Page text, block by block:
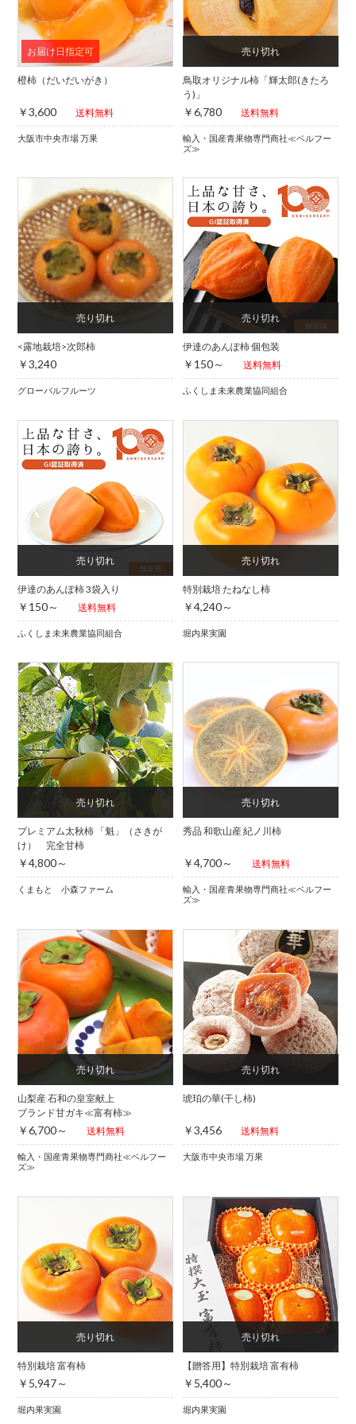
橙柿（だいだいがき）
￥3,600 送料無料
大阪市中央市場 万果
鳥取オリジナル柿「輝太郎(きたろ
う)」
￥6,780 送料無料
輸入・国産青果物専門商社≪ベルフー
ズ≫
<露地栽培>次郎柿
￥3,240
グローバルフルーツ
伊達のあんぽ柿 個包装
￥150～ 送料無料
ふくしま未来農業協同組合
伊達のあんぽ柿 3袋入り
￥150～ 送料無料
ふくしま未来農業協同組合
特別栽培 たねなし柿
￥4,240～
堀内果実園
プレミアム太秋柿 「魁」（さきが
け） 完全甘柿
￥4,800～
くまもと 小森ファーム
秀品 和歌山産 紀ノ川柿
￥4,700～ 送料無料
輸入・国産青果物専門商社≪ベルフー
ズ≫
山梨産 石和の皇室献上
ブランド甘ガキ≪富有柿≫
￥6,700～ 送料無料
輸入・国産青果物専門商社≪ベルフー
ズ≫
琥珀の華(干し柿)
￥3,456 送料無料
大阪市中央市場 万果
特別栽培 富有柿
￥5,947～
堀内果実園
【贈答用】特別栽培 富有柿
￥5,400～
堀内果実園